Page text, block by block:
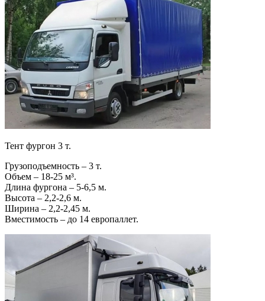
Тент фургон 3 т.
Грузоподъемность – 3 т.
Объем – 18-25 м³.
Длина фургона – 5-6,5 м.
Высота – 2,2-2,6 м.
Ширина – 2,2-2,45 м.
Вместимость – до 14 европаллет.